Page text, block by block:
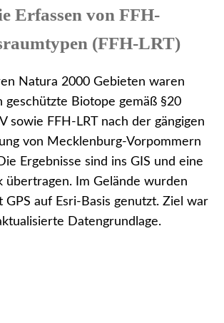
Erfassen von FFH-
(FFH-LRT)
Natura 2000 Gebieten waren
geschützte Biotope gemäß §20
sowie FFH-LRT nach der gängigen
von Mecklenburg-Vorpommern
Ergebnisse sind ins GIS und eine
übertragen. Im Gelände wurden
GPS auf Esri-Basis genutzt. Ziel war
Datengrundlage.